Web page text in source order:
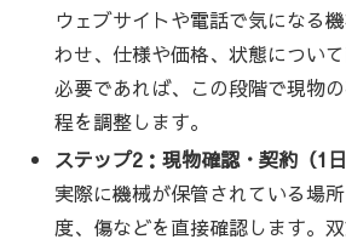
ウェブサイトや電話で気になる
わせ、仕様や価格、状態について
必要であれば、この段階で現物
程を調整します。
ステップ2：現物確認・契約（1日
実際に機械が保管されている場
度、傷などを直接確認します。